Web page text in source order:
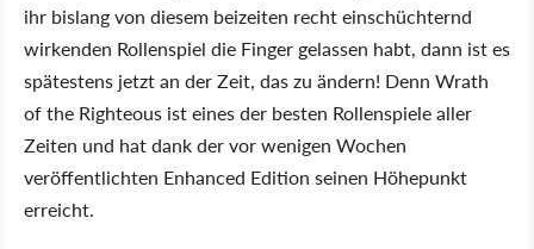
ihr bislang von diesem beizeiten recht einschüchternd
wirkenden Rollenspiel die Finger gelassen habt, dann ist es
spätestens jetzt an der Zeit, das zu ändern! Denn Wrath
of the Righteous ist eines der besten Rollenspiele aller
Zeiten und hat dank der vor wenigen Wochen
veröffentlichten Enhanced Edition seinen Höhepunkt
erreicht.